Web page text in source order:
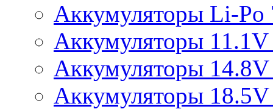
Аккумуляторы Li-Po
Аккумуляторы
Аккумуляторы
Аккумуляторы